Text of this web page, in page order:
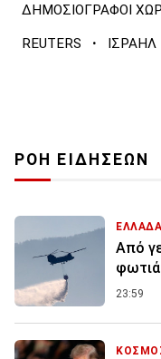
ΔΗΜΟΣΙΟΓΡΑΦΟΙ
REUTERS · ΙΣΡΑΗΛ
ΡΟΗ ΕΙΔΗΣΕΩΝ
ΕΛΛΑΔΑ
Από
23:59